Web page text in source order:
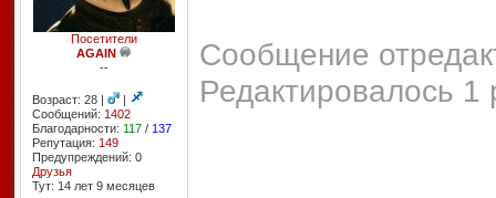
Посетители
AGAIN
--
Возраст: 28 |
|
Сообщений: 1402
Благодарности: 117/ 137
Репутация: 149
Предупреждений: 0
Друзья
Тут: 14 лет 9 месяцев
Сообщение
Редактировалось 1